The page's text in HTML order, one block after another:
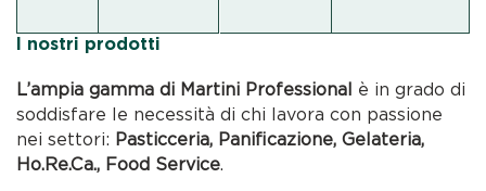
I nostri prodotti
L’ampia gamma di Martini Professional è in grado di
soddisfare le necessità di chi lavora con passione
nei settori: Pasticceria, Panificazione, Gelateria,
Ho.Re.Ca., Food Service.